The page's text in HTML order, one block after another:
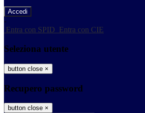
-
Entra con SPID Entra con CIE
Seleziona utente
button close ×
Recupero password
button close ×